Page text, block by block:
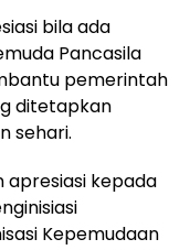
bila ada
Pancasila
pemerintah
ditetapkan
sehari.
apresiasi kepada
Kepemudaan